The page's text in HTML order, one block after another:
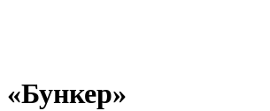
«Бункер»